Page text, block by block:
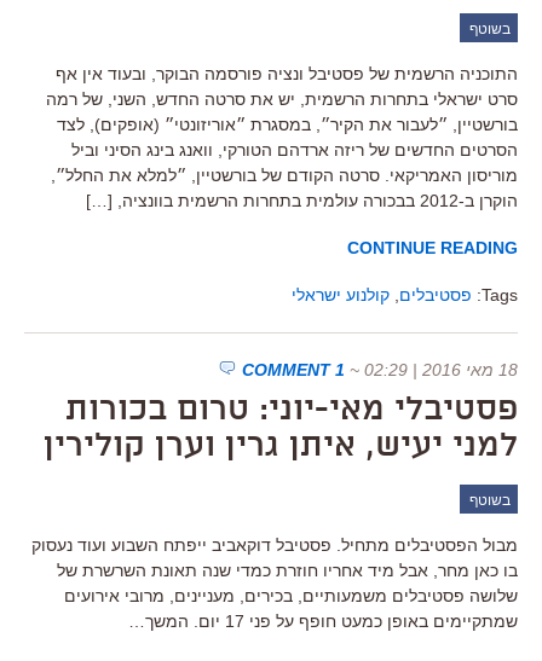
בשוטף
התוכניה הרשמית של פסטיבל ונציה פורסמה הבוקר, ובעוד אין אף
סרט ישראלי בתחרות הרשמית, יש את סרטה החדש, השני, של רמה
בורשטיין, ״לעבור את הקיר״, במסגרת ״אוריזונטי״ (אופקים), לצד
הסרטים החדשים של ריזה ארדהם הטורקי, וואנג בינג הסיני וביל
מוריסון האמריקאי. סרטה הקודם של בורשטיין, ״למלא את החלל״,
הוקרן ב-2012 בבכורה עולמית בתחרות הרשמית בוונציה, […]
CONTINUE READING
Tags: פסטיבלים קולנוע ישראלי
18 מאי 2016 | 02:29 ~
1 COMMENT
פסטיבלי מאי-יוני: טרום בכורות
למני יעיש, איתן גרין וערן קולירין
בשוטף
מבול הפסטיבלים מתחיל. פסטיבל דוקאביב ייפתח השבוע ועוד נעסוק
בו כאן מחר, אבל מיד אחריו חוזרת כמדי שנה תאונת השרשרת של
שלושה פסטיבלים משמעותיים, בכירים, מעניינים, מרובי אירועים
שמתקיימים באופן כמעט חופף על פני 17 יום. המשך…